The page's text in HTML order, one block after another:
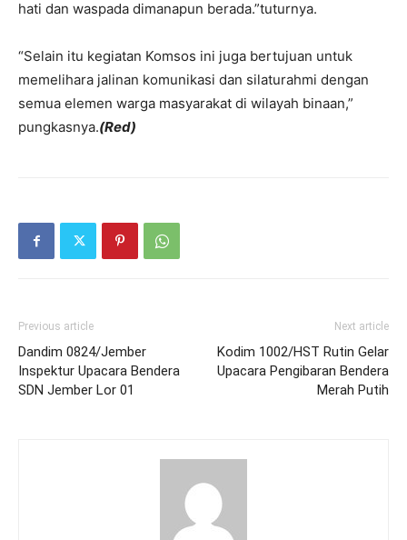
hati dan waspada dimanapun berada.”tuturnya.
“Selain itu kegiatan Komsos ini juga bertujuan untuk
memelihara jalinan komunikasi dan silaturahmi dengan
semua elemen warga masyarakat di wilayah binaan,”
pungkasnya.(Red)
Previous article
Dandim 0824/Jember
Inspektur Upacara Bendera
SDN Jember Lor 01
Next article
Kodim 1002/HST Rutin Gelar
Upacara Pengibaran Bendera
Merah Putih